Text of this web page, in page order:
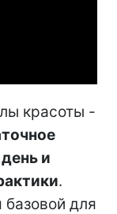
красоты -
и
.
для